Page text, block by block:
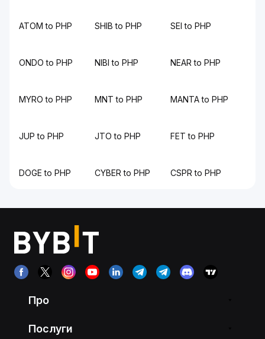
ATOM to PHP SHIB to PHP SEI to PHP
ONDO to PHP NIBI to PHP NEAR to PHP
MYRO to PHP MNT to PHP MANTA to PHP
JUP to PHP JTO to PHP FET to PHP
DOGE to PHP CYBER to PHP CSPR to PHP
Про
Послуги